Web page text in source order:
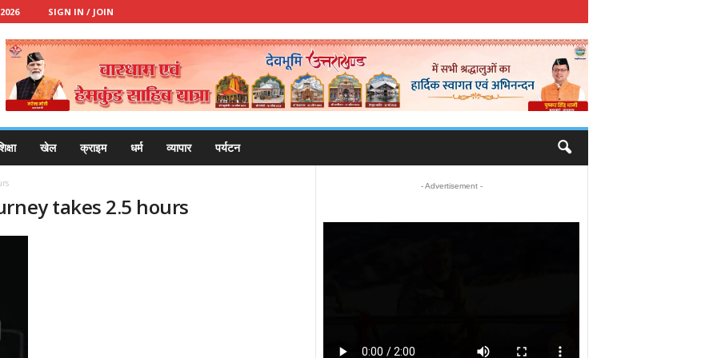
SIGN IN / JOIN
खेल क्राइम धर्म व्यापार पर्यटन
takes 2.5 hours
- Advertisement -